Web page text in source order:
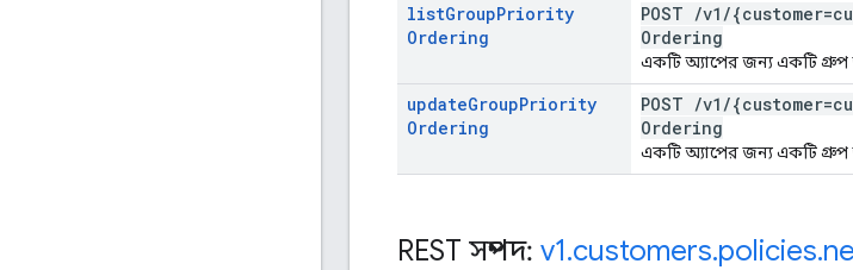
listGroupPriority
Ordering
POST /v1 /
Ordering
একটি অ্যাপের জন্য একটি গ্রুপ
updateGroupPriority
Ordering
POST /v1 /
Ordering
একটি অ্যাপের জন্য একটি
REST সম্পদ: v1.customers.policies.